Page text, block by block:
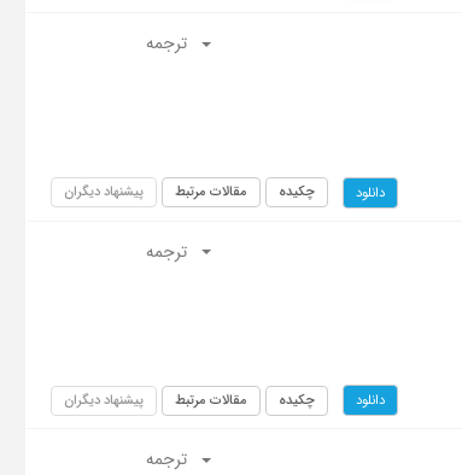
ترجمه
دانلود چکیده مقالات مرتبط پیشنهاد دیگران
ترجمه
دانلود چکیده مقالات مرتبط پیشنهاد دیگران
ترجمه